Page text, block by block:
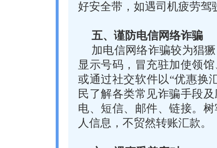
好安全带，如遇司机疲劳驾
五、谨防电信网络诈骗
加电信网络诈骗较为猖
显示号码，冒充驻加使领
或通过社交软件以“优惠换
民了解各类常见诈骗手段
电、短信、邮件、链接。
人信息，不贸然转账汇款。